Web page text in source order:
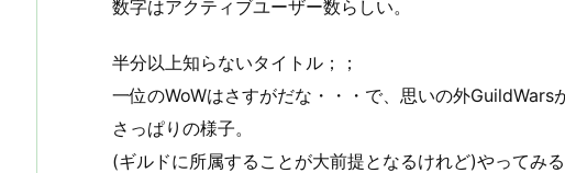
数字はアクティブユーザー数らしい。
半分以上知らないタイトル；；
一位のWoWはさすがだな・・・で、思いの外GuildWars
さっぱりの様子。
(ギルドに所属することが大前提となるけれど)やってみ